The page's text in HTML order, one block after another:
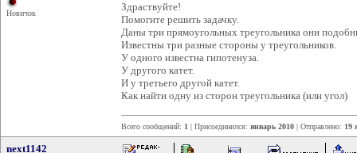
Новичок
Здраствуйте!
Помогите решить задачку.
Даны три прямоугольных треугольника они
Известны три разные стороны у треугольников.
У одного известна гипотенуза.
У другого катет.
И у третьего другой катет.
Как найти одну из сторон треугольника (или угол)
Всего сообщений: 1 | Присоединился: январь 2010 | Отправлено: 19
next1142